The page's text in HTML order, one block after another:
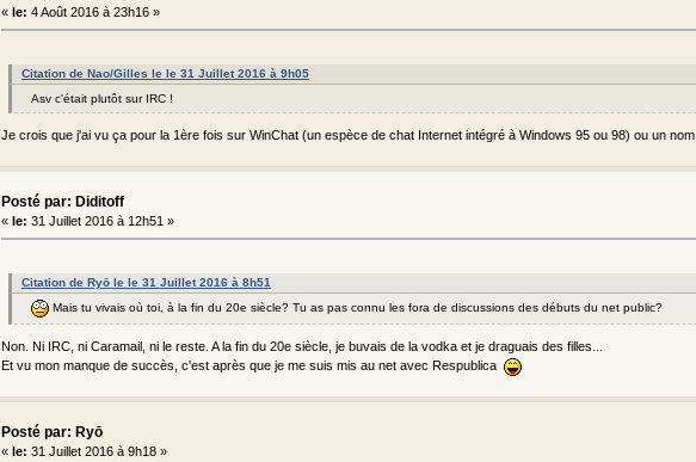
« le: 4 Août 2016 à 23h16 »
Citation de Nao/Gilles le le 31 Juillet 2016 à 9h05
Asv c'était plutôt sur IRC !
Je crois que j'ai vu ça pour la 1ère fois sur WinChat (un espèce de chat Internet intégré à Windows 95 ou 98) ou un
Posté par: Diditoff
« le: 31 Juillet 2016 à 12h51 »
Citation de Ryō le le 31 Juillet 2016 à 8h51
Mais tu vivais où toi, à la fin du 20e siècle? Tu as pas connu les fora de discussions des débuts du net public?
Non. Ni IRC, ni Caramail, ni le reste. A la fin du 20e siècle, je buvais de la vodka et je draguais des filles...
Et vu mon manque de succès, c'est après que je me suis mis au net avec Respublica
Posté par: Ryō
« le: 31 Juillet 2016 à 9h18 »